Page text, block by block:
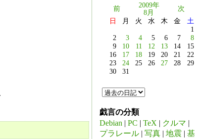
前
2009年
8月
次
日
月 火 水 木 金
土
1
2
3 4 5 6 7
8
9
10 11 12 13 14
15
16
17 18 19 20 21
22
23
24 25 26 27 28
29
30
31
戯言の分類
Debian | PC | TeX | クルマ |
プラレール | 写真 | 地震 | 基